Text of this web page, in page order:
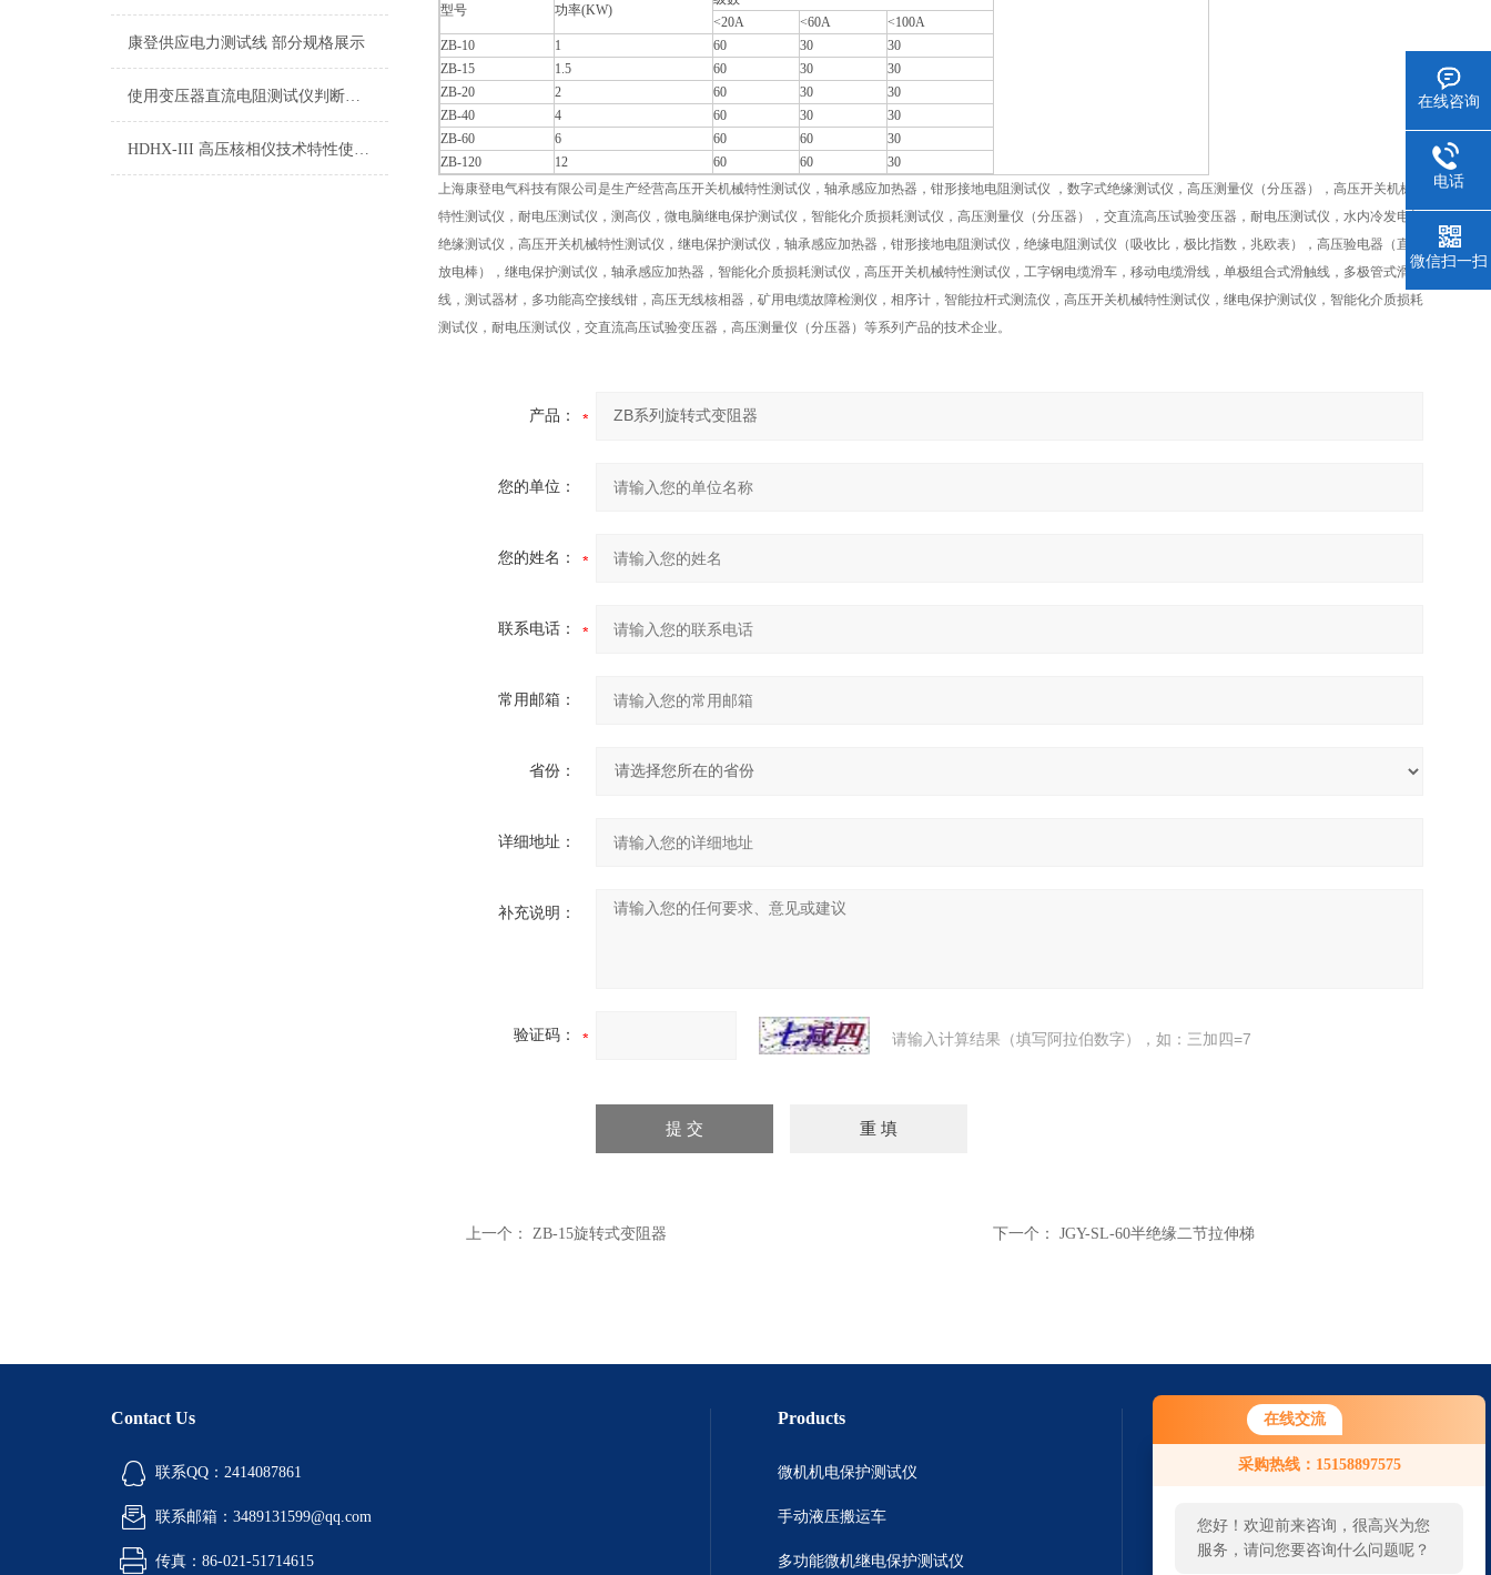
在线交流
采购热线：15158897575
您好！欢迎前来咨询，很高兴为您
服务，请问您要咨询什么问题呢？
康登供应电力测试线 部分规格展示
使用变压器直流电阻测试仪判断变压器直流电阻是否合格
HDHX-III 高压核相仪技术特性使用方法
型号 功率(KW)
<20A
<60A
<100A
ZB-10
1 60 30
30
ZB-15
1.5 60 30
30
ZB-20
2 60 30
30
ZB-40
4 60 30
30
ZB-60
6 60 60
30
ZB-120
12 60 60
30
上海康登电气科技有限公司是生产经营高压开关机械特性测试仪，轴承感应加热器，钳形接地电阻测试仪 ，数字式绝缘测试仪，高压测量仪（分压器），高压开关机械
特性测试仪，耐电压测试仪，测高仪，微电脑继电保护测试仪，智能化介质损耗测试仪，高压测量仪（分压器），交直流高压试验变压器，耐电压测试仪，水内冷发电机
绝缘测试仪，高压开关机械特性测试仪，继电保护测试仪，轴承感应加热器，钳形接地电阻测试仪，绝缘电阻测试仪（吸收比，极比指数，兆欧表），高压验电器（直流
放电棒），继电保护测试仪，轴承感应加热器，智能化介质损耗测试仪，高压开关机械特性测试仪，工字钢电缆滑车，移动电缆滑线，单极组合式滑触线，多极管式滑触
线，测试器材，多功能高空接线钳，高压无线核相器，矿用电缆故障检测仪，相序计，智能拉杆式测流仪，高压开关机械特性测试仪，继电保护测试仪，智能化介质损耗
测试仪，耐电压测试仪，交直流高压试验变压器，高压测量仪（分压器） 等系列产品的技术企业。
产品：
您的单位：
您的姓名：
联系电话：
常用邮箱：
省份：
详细地址：
补充说明：
验证码： 请输入计算结果（填写阿拉伯数字），如：三加四=7
上一个： ZB-15旋转式变阻器 下一个： JGY-SL-60半绝缘二节拉伸梯
Contact Us
联系QQ：2414087861
联系邮箱：3489131599@qq.com
传真：86-021-51714615
Products
微机机电保护测试仪
手动液压搬运车
多功能微机继电保护测试仪
在线咨询
电话
微信扫一扫